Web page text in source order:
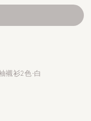
襯衫2色-白